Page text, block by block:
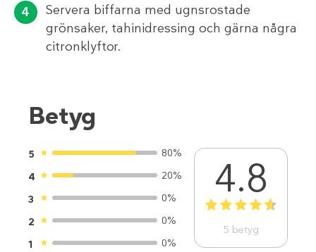
Servera biffarna med ugnsrostade
grönsaker, tahinidressing och gärna några
citronklyftor.
Betyg
5
80%
4
20%
3
0%
2
0%
1
0%
4.8
1 2 3 4 5
5 betyg